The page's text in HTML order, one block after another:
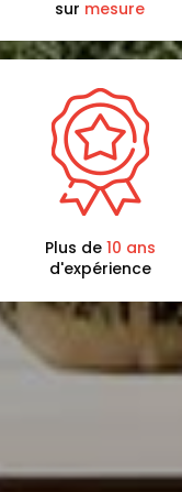
sur mesure
Plus de 10 ans
d'expérience